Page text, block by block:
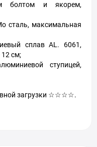
болтом и якорем,
сталь, максимальная
сплав AL. 6061,
12 см;
ступицей,
загрузки ☆☆☆☆.